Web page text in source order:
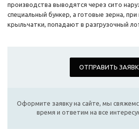
производства выводятся через сито
специальный бункер, а готовые зерна,
крыльчатки, попадают в разгрузочный
ОТПРАВИТЬ
Оформите заявку на сайте, мы
время и ответим на все